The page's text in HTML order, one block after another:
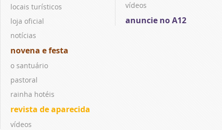
locais turísticos
loja oficial
notícias
novena e festa
o santuário
pastoral
rainha hotéis
revista de aparecida
vídeos
vídeos
anuncie no A12